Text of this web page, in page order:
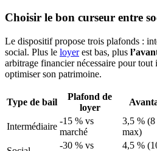
Choisir le bon curseur entre
Le dispositif propose trois plafonds :
social. Plus le loyerest bas, plus
arbitrage financier nécessaire pour tout
optimiser son patrimoine.
Type de bail
Plafond de
loyer
Intermédiaire
-15 % vs
marché
3,5 %
max)
-30 % vs
4,5 %